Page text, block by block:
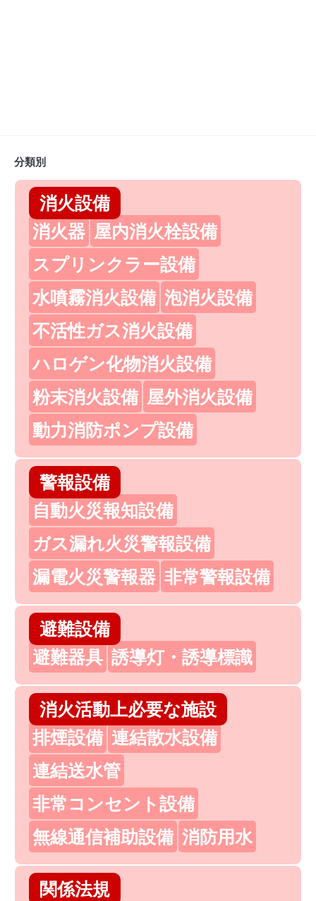
分類別
消火設備
消火器 屋内消火栓設備
スプリンクラー設備
水噴霧消火設備 泡消火設備
不活性ガス消火設備
ハロゲン化物消火設備
粉末消火設備 屋外消火設備
動力消防ポンプ設備
警報設備
自動火災報知設備
ガス漏れ火災警報設備
漏電火災警報器 非常警報設備
避難設備
避難器具 誘導灯・誘導標識
消火活動上必要な施設
排煙設備 連結散水設備
連結送水管
非常コンセント設備
無線通信補助設備 消防用水
関係法規